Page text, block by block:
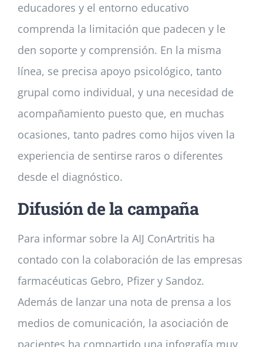
educadores y el entorno educativo
comprenda la limitación que padecen y le
den soporte y comprensión. En la misma
línea, se precisa apoyo psicológico, tanto
grupal como individual, y una necesidad de
acompañamiento puesto que, en muchas
ocasiones, tanto padres como hijos viven la
experiencia de sentirse raros o diferentes
desde el diagnóstico.
Difusión de la campaña
Para informar sobre la AIJ ConArtritis ha
contado con la colaboración de las empresas
farmacéuticas Gebro, Pfizer y Sandoz.
Además de lanzar una nota de prensa a los
medios de comunicación, la asociación de
pacientes ha compartido una infografía muy